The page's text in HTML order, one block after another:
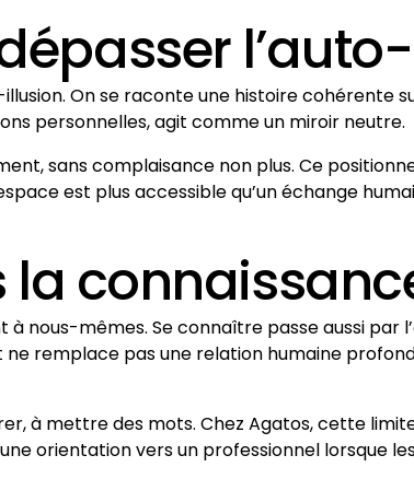
On se raconte une histoire cohérente
personnelles, agit comme un miroir neutre.
sans complaisance non plus. Ce
est plus accessible qu’un échange
la
nous-mêmes. Se connaître passe aussi par
ne remplace pas une relation humaine
à mettre des mots. Chez Agatos, cette
orientation vers un professionnel lorsque